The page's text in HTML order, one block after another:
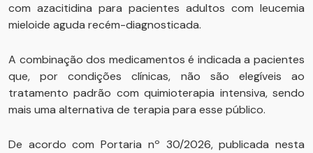
com azacitidina para pacientes adultos com leucemia
mieloide aguda recém-diagnosticada.
A combinação dos medicamentos é indicada a pacientes
que, por condições clínicas, não são elegíveis ao
tratamento padrão com quimioterapia intensiva, sendo
mais uma alternativa de terapia para esse público.
De acordo com Portaria nº 30/2026, publicada nesta